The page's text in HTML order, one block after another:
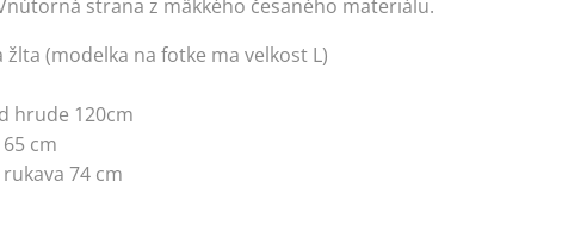
strana z mäkkého česaného materiálu.
žlta (modelka na fotke ma velkost L)
hrude 120cm
cm
74 cm